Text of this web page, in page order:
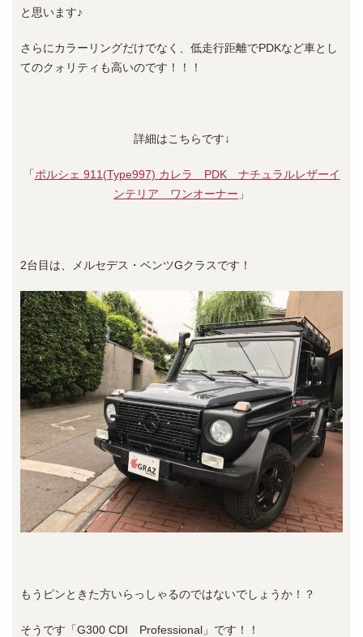
と思います♪
さらにカラーリングだけでなく、低走行距離でPDKなど車とし
てのクォリティも高いのです！！！
詳細はこちらです↓
「ポルシェ 911(Type997) カレラ PDK ナチュラルレザーイ
ンテリア ワンオーナー 」
2台目は、メルセデス・ベンツGクラスです！
もうピンときた方いらっしゃるのではないでしょうか！？
そうです「G300 CDI Professional」です！！